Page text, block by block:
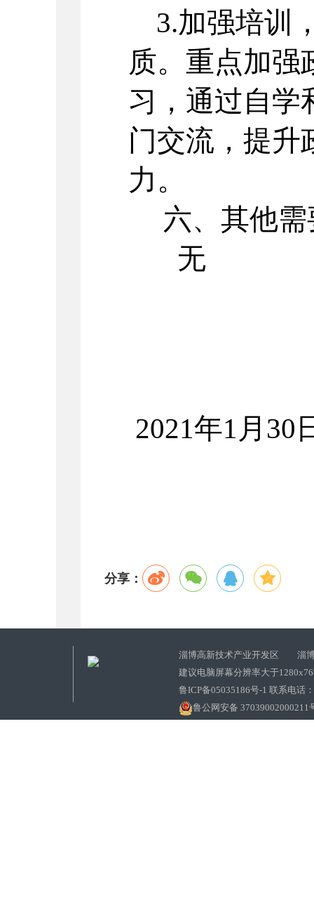
3.加强培训
质。重点加强
习，通过自学
门交流，提升
力。
六、其他
无
2021年1月30
分享：
淄博高新技术产业开发区 淄博
建议电脑屏幕分辨率大于
鲁ICP备05035186号-1 联系电话
鲁公网安备 37039002000211